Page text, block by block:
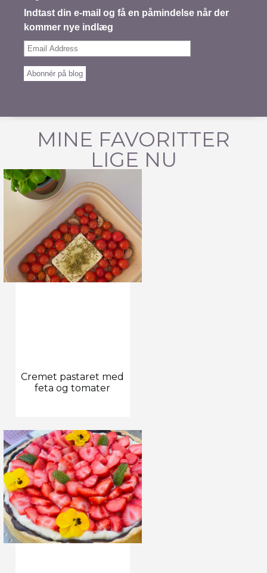
Indtast din e-mail og få en påmindelse når der
kommer nye indlæg
Email
Abonnér på blog
MINE FAVORITTER
LIGE NU
Cremet pastaret med
feta og tomater